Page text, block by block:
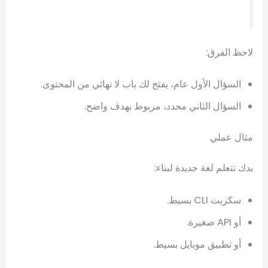
لاحظ الفرق:
السؤال الأول عام، يفتح لك باب لا نهائي من المحتوى.
السؤال الثاني محدد، مربوط بهدف واضح.
مثال عملي
بدك تتعلم لغة جديدة لبناء:
سكربت CLI بسيط.
أو API صغيرة.
أو تطبيق موبايل بسيط.